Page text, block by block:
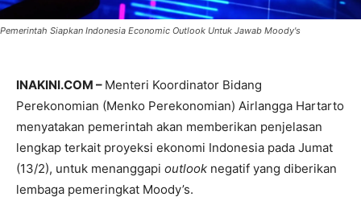
Pemerintah Siapkan Indonesia Economic Outlook Untuk Jawab Moody's
INAKINI.COM – Menteri Koordinator Bidang
Perekonomian (Menko Perekonomian) Airlangga Hartarto
menyatakan pemerintah akan memberikan penjelasan
lengkap terkait proyeksi ekonomi Indonesia pada Jumat
(13/2), untuk menanggapi outlook negatif yang diberikan
lembaga pemeringkat Moody’s.